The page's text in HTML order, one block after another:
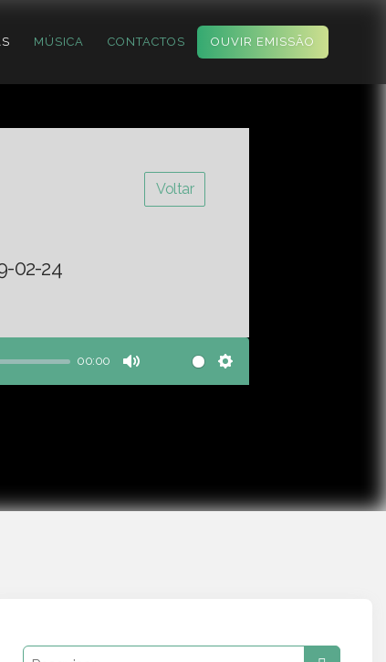
MÚSICA CONTACTOS OUVIR EMISSÃO
Voltar
02-24
00:00
Mute Settings